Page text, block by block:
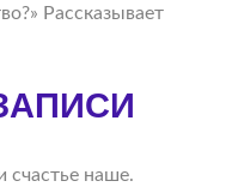
Рассказывает
счастье наше.